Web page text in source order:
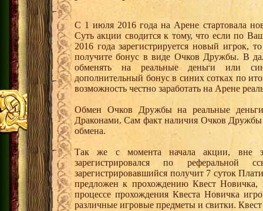
С 1 июля 2016 года на Арене стартовала
Суть акции сводится к тому, что если по
2016 года зарегистрируется новый
получите бонус в виде Очков Дружбы. В
обменять на реальные деньги или
дополнительный бонус в синих сотках по
возможность честно заработать на Арене
Обмен Очков Дружбы на реальные деньги
Драконами. Сам факт наличия Очков Дружбы
обмена.
Так же с момента начала акции, вне
зарегистрировался по
зарегистрировавшийся получит 7 суток
предложен к прохождению Квест
процессе прохождения Квеста Новичка
различные игровые предметы и свитки.